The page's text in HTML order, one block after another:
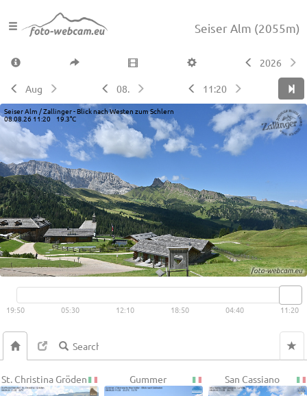
Seiser Alm (2055m)
2026
Aug 08. 11:20
Seiser Alm / Zallinger - Blick nach Westen zum Schlern
08.08.26 11:20 19.3°C
Live video available → View
19:50 05:30 12:10 18:50 04:40 11:20
St. Christina Gröden Gummer San Cassiano